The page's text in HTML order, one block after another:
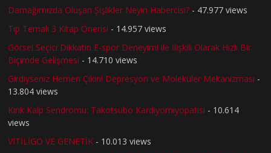
Damağımızda Oluşan Şişlikler Neyin Habercisi? - 47.977 views
Tıp Temalı 3 Kitap Önerisi - 14.957 views
Görsel Seçici Dikkatin E-spor Deneyimi ile İlişkili Olarak Hızlı Bir
Biçimde Gelişmesi - 14.710 views
Girdiyseniz Hemen Çıkın! Depresyon ve Moleküler Mekanizması -
13.804 views
Kırık Kalp Sendromu: Takotsubo Kardiyomiyopatisi - 10.614
views
VİTİLİGO VE GENETİK - 10.013 views